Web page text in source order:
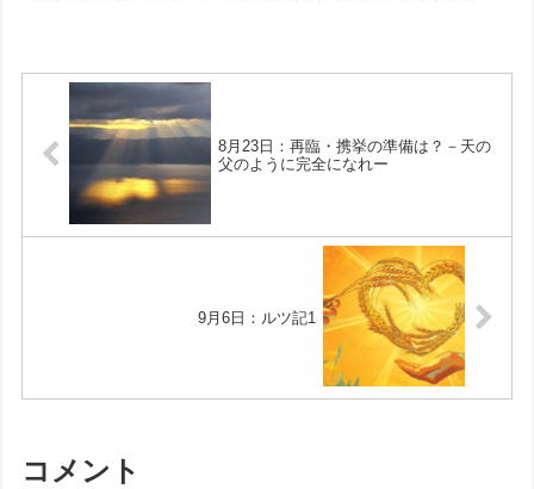
8月23日：再臨・携挙の準備は？－天の
父のように完全になれー
9月6日：ルツ記1
コメント